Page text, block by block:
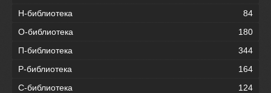
Н-библиотека
84
О-библиотека
180
П-библиотека
344
Р-библиотека
164
С-библиотека
124